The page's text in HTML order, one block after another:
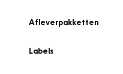
Afleverpakketten
Labels